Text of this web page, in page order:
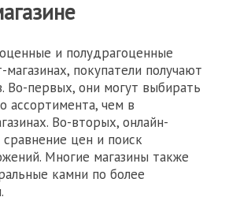
и полудрагоценные
покупатели получают
Во-первых, они могут выбирать
ассортимента, чем в
Во-вторых, онлайн-
цен и поиск
Многие магазины также
камни по более